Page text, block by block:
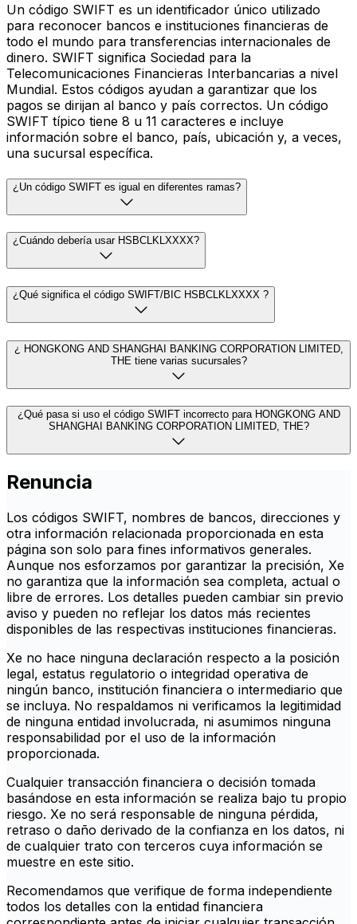
Un código SWIFT es un identificador único utilizado
para reconocer bancos e instituciones financieras de
todo el mundo para transferencias internacionales de
dinero. SWIFT significa Sociedad para la
Telecomunicaciones Financieras Interbancarias a nivel
Mundial. Estos códigos ayudan a garantizar que los
pagos se dirijan al banco y país correctos. Un código
SWIFT típico tiene 8 u 11 caracteres e incluye
información sobre el banco, país, ubicación y, a veces,
una sucursal específica.
¿Un código SWIFT es igual en diferentes ramas?
¿Cuándo debería usar HSBCLKLXXXX?
¿Qué significa el código SWIFT/BIC HSBCLKLXXXX ?
¿ HONGKONG AND SHANGHAI BANKING CORPORATION LIMITED,
THE tiene varias sucursales?
¿Qué pasa si uso el código SWIFT incorrecto para HONGKONG AND
SHANGHAI BANKING CORPORATION LIMITED, THE?
Renuncia
Los códigos SWIFT, nombres de bancos, direcciones y
otra información relacionada proporcionada en esta
página son solo para fines informativos generales.
Aunque nos esforzamos por garantizar la precisión, Xe
no garantiza que la información sea completa, actual o
libre de errores. Los detalles pueden cambiar sin previo
aviso y pueden no reflejar los datos más recientes
disponibles de las respectivas instituciones financieras.
Xe no hace ninguna declaración respecto a la posición
legal, estatus regulatorio o integridad operativa de
ningún banco, institución financiera o intermediario que
se incluya. No respaldamos ni verificamos la legitimidad
de ninguna entidad involucrada, ni asumimos ninguna
responsabilidad por el uso de la información
proporcionada.
Cualquier transacción financiera o decisión tomada
basándose en esta información se realiza bajo tu propio
riesgo. Xe no será responsable de ninguna pérdida,
retraso o daño derivado de la confianza en los datos, ni
de cualquier trato con terceros cuya información se
muestre en este sitio.
Recomendamos que verifique de forma independiente
todos los detalles con la entidad financiera